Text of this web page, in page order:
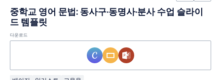
중학교 영어 문법: 동사구·동명사·분사 수업 슬라이
드 템플릿
다운로드